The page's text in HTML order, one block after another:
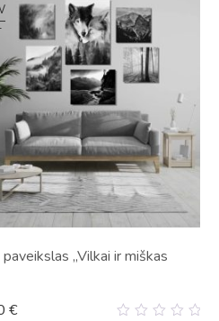
„Vilkai ir miškas
€